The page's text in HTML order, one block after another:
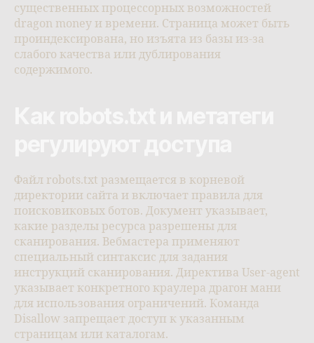
существенных процессорных возможностей
dragon money и времени. Страница может быть
проиндексирована, но изъята из базы из-за
слабого качества или дублирования
содержимого.
Файл robots.txt размещается в корневой
директории сайта и включает правила для
поисковиковых ботов. Документ указывает,
какие разделы ресурса разрешены для
сканирования. Вебмастера применяют
специальный синтаксис для задания
инструкций сканирования. Директива User-agent
указывает конкретного краулера драгон мани
для использования ограничений. Команда
Disallow запрещает доступ к указанным
страницам или каталогам.